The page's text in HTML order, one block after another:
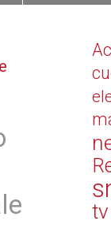
tv